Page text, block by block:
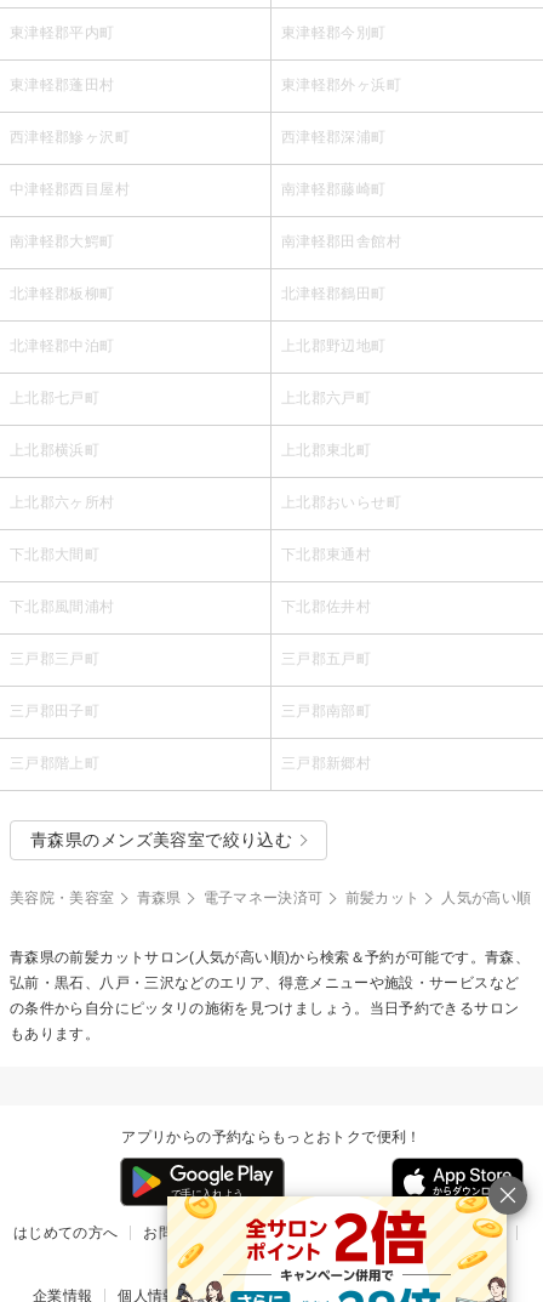
東津軽郡平内町 東津軽郡今別町
東津軽郡蓬田村 東津軽郡外ヶ浜町
西津軽郡鰺ヶ沢町 西津軽郡深浦町
中津軽郡西目屋村 南津軽郡藤崎町
南津軽郡大鰐町 南津軽郡田舎館村
北津軽郡板柳町 北津軽郡鶴田町
北津軽郡中泊町 上北郡野辺地町
上北郡七戸町 上北郡六戸町
上北郡横浜町 上北郡東北町
上北郡六ヶ所村 上北郡おいらせ町
下北郡大間町 下北郡東通村
下北郡風間浦村 下北郡佐井村
三戸郡三戸町 三戸郡五戸町
三戸郡田子町 三戸郡南部町
三戸郡階上町 三戸郡新郷村
青森県のメンズ美容室で絞り込む
美容院・美容室 青森県 電子マネー決済可 前髪カット 人気が高い順
青森県の前髪カットサロン(人気が高い順)から検索＆予約が可能です。青森、
弘前・黒石、八戸・三沢などのエリア、得意メニューや施設・サービスなど
の条件から自分にピッタリの施術を見つけましょう。当日予約できるサロン
もあります。
アプリからの予約ならもっとおトクで便利！
はじめての方へ お問い合わせ ヘルプ リリース情報
利用規約
掲載ご希望のサロン様
企業情報 個人情報保護方針 楽天のサービス一覧 アプリ一覧